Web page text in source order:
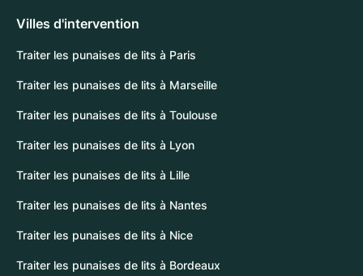
Villes d'intervention
Traiter les punaises de lits à Paris
Traiter les punaises de lits à Marseille
Traiter les punaises de lits à Toulouse
Traiter les punaises de lits à Lyon
Traiter les punaises de lits à Lille
Traiter les punaises de lits à Nantes
Traiter les punaises de lits à Nice
Traiter les punaises de lits à Bordeaux